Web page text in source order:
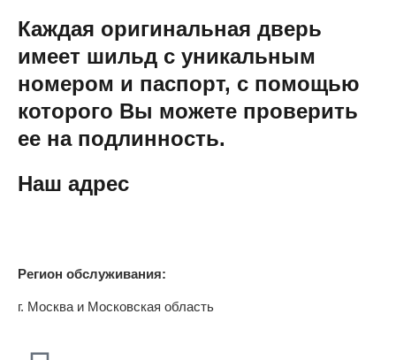
Каждая оригинальная дверь
имеет шильд с уникальным
номером и паспорт, с помощью
которого Вы можете проверить
ее на подлинность.
Наш адрес
Регион обслуживания:
г. Москва и Московская область